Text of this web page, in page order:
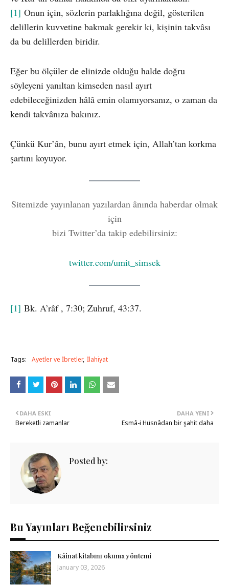
[1] Onun için, sözlerin parlaklığına değil, gösterilen
delillerin kuvvetine bakmak gerekir ki, kişinin takvâsı
da bu delillerden biridir.
Eğer bu ölçüler de elinizde olduğu halde doğru
söyleyeni yanıltan kimseden nasıl ayırt
edebileceğinizden hâlâ emin olamıyorsanız, o zaman da
kendi takvânıza bakınız.
Çünkü Kur’ân, bunu ayırt etmek için, Allah’tan korkma
şartını koyuyor.
Sitemizde yayınlanan yazılardan ânında haberdar olmak
için
bizi Twitter’da takip edebilirsiniz:
twitter.com/umit_simsek
[1] Bk. A’râf , 7:30; Zuhruf, 43:37.
Tags: Ayetler ve İbretler İlahiyat
DAHA YENI
Esmâ-i Hüsnâdan bir şahit daha
DAHA ESKI
Bereketli zamanlar
Posted by:
Bu Yayınları Beğenebilirsiniz
Kâinat kitabını okuma yöntemi
January 03, 2026